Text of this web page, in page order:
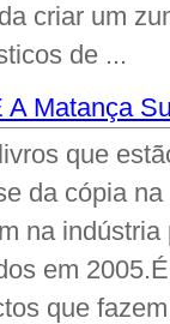
criar um
de ...
A Matança
que
da cópia
na
em
que